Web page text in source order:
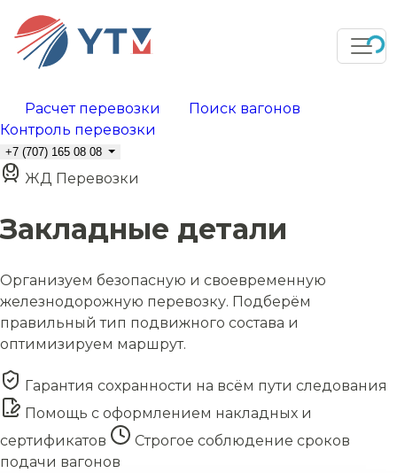
Расчет перевозки
Поиск вагонов
Контроль перевозки
+7 (707) 165 08 08
ЖД Перевозки
Закладные детали
Организуем безопасную и своевременную
железнодорожную перевозку. Подберём
правильный тип подвижного состава и
оптимизируем маршрут.
Гарантия сохранности на всём пути следования
Помощь с оформлением накладных и
сертификатов
Строгое соблюдение сроков
подачи вагонов